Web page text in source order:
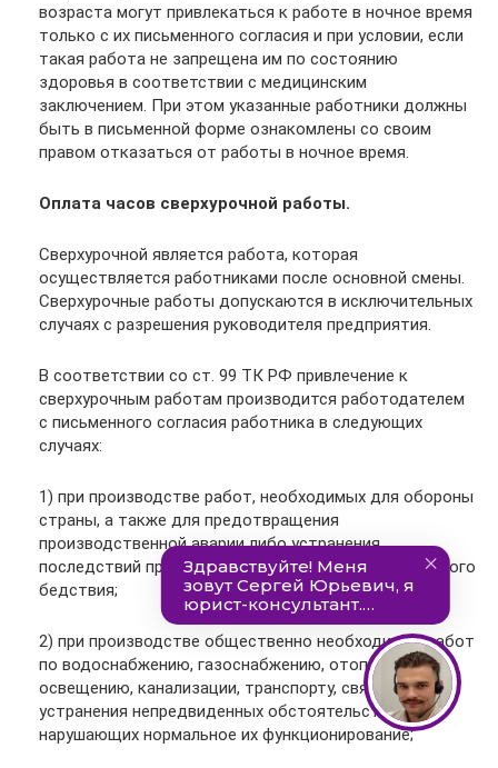
возраста могут привлекаться к работе в ночное время
только с их письменного согласия и при условии, если
такая работа не запрещена им по состоянию
здоровья в соответствии с медицинским
заключением. При этом указанные работники должны
быть в письменной форме ознакомлены со своим
правом отказаться от работы в ночное время.
Оплата часов сверхурочной работы.
Сверхурочной является работа, которая
осуществляется работниками после основной смены.
Сверхурочные работы допускаются в исключительных
случаях с разрешения руководителя предприятия.
В соответствии со ст. 99 ТК РФ привлечение к
сверхурочным работам производится работодателем
с письменного согласия работника в следующих
случаях:
1) при производстве работ, необходимых для обороны
страны, а также для предотвращения
производственной аварии либо устранения
последствий производственной аварии или стихийного
бедствия;
2) при производстве общественно необходимых работ
по водоснабжению, газоснабжению, отоплению,
освещению, канализации, транспорту, связи – для
устранения непредвиденных обстоятельств,
нарушающих нормальное их функционирование;